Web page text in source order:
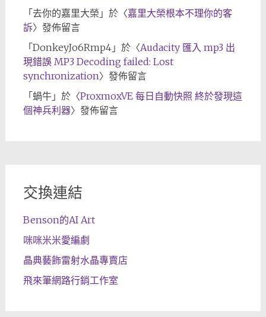
「 去你的嘉里大榮 」於〈嘉里大榮根本不理你的客
訴〉發佈留言
「 DonkeyJo6Rmp4」於〈Audacity 匯入 mp3 出
現錯誤 MP3 Decoding failed: Lost
synchronization〉發佈留言
「 蝸牛」於〈ProxmoxVE 每日自動快照 終於發現這
個神兵利器〉發佈留言
交換連結
Benson的AI Art
咪咪米米愛編劇
晶典藝飾雷射水晶專賣店
飛來筆網路行銷工作室